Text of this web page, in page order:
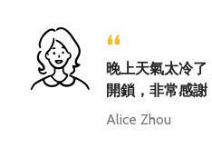
“
晚上天氣太冷
開鎖，非常感謝
Alice Zhou